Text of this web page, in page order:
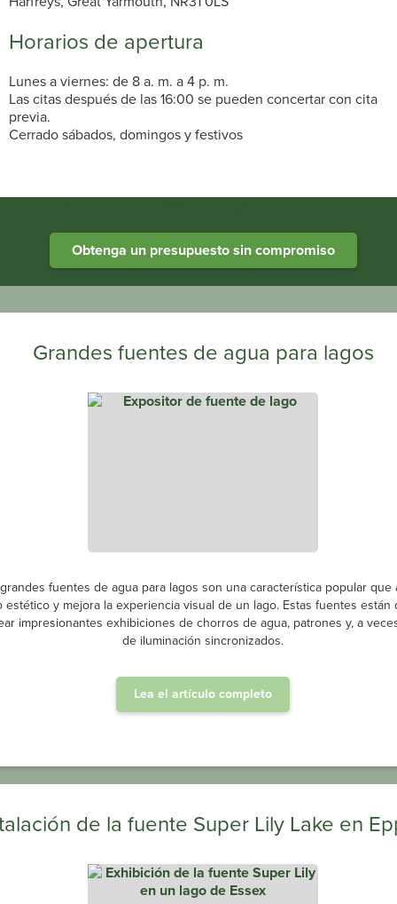
Horarios de apertura
Lunes a viernes: de 8 a. m. a 4 p. m.
Las citas después de las 16:00 se pueden concertar con cita
previa.
Cerrado sábados, domingos y festivos
Obtenga un presupuesto sin compromiso
Grandes fuentes de agua para lagos
fuentes de agua para lagos son una característica popular que
estético y mejora la experiencia visual de un lago. Estas fuentes están
impresionantes exhibiciones de chorros de agua, patrones y, a
de iluminación sincronizados.
Lea el artículo completo
de la fuente Super Lily Lake en